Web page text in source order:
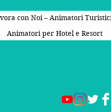
con Noi – Animatori
Animatori per Hotel e Resort